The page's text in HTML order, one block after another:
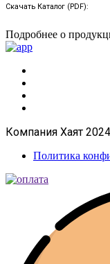
Скачать Каталог (PDF):
Подробнее о
Компания Хаят
Политика